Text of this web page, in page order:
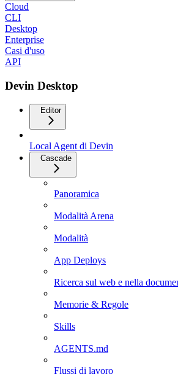
Cloud
CLI
Desktop
Enterprise
Casi d'uso
API
Devin Desktop
Editor
Local Agent di Devin
Cascade
Panoramica
Modalità Arena
Modalità
App Deploys
Ricerca sul web e nella
Memorie & Regole
Skills
AGENTS.md
Flussi di lavoro